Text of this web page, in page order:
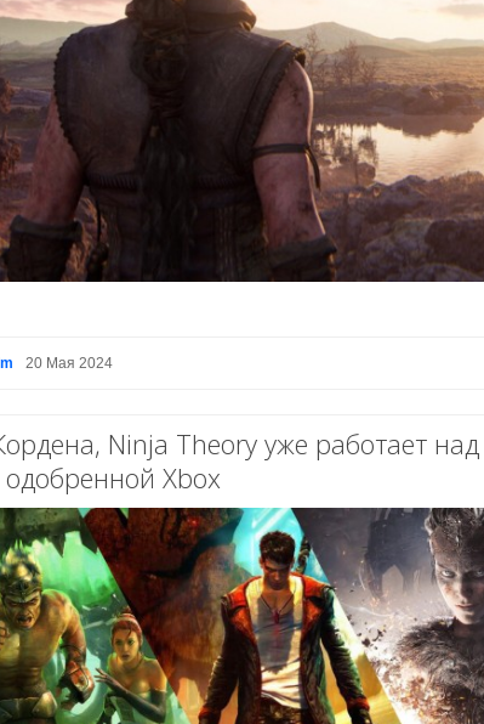
20 Мая 2024
Ninja Theory уже работает над
Xbox